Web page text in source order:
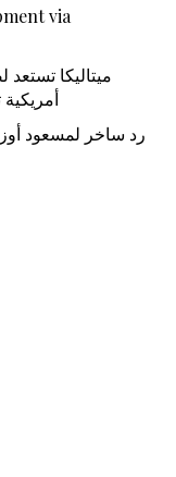
via
ميتاليكا
رد ساخر لمسعود